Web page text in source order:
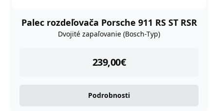
Palec rozdeľovača Porsche 911 RS ST RSR
Dvojité zapaľovanie (Bosch-Typ)
239,00€
instock
Podrobnosti